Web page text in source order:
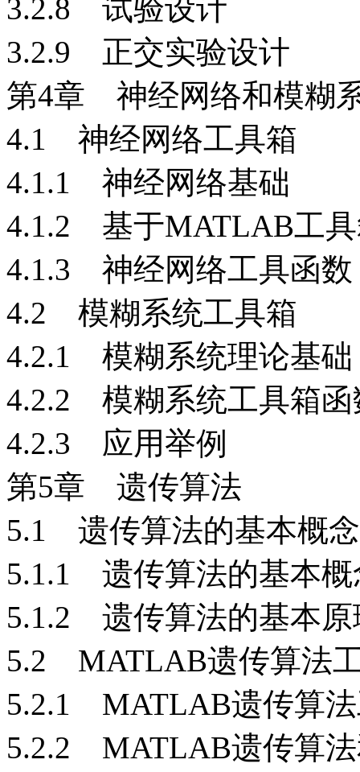
3.2.8 试验设计
3.2.9 正交实验设计
第4章 神经网络和模糊
4.1 神经网络工具箱
4.1.1 神经网络基础
4.1.2 基于MATLAB工
4.1.3 神经网络工具函数
4.2 模糊系统工具箱
4.2.1 模糊系统理论基础
4.2.2 模糊系统工具箱函
4.2.3 应用举例
第5章 遗传算法
5.1 遗传算法的基本概
5.1.1 遗传算法的基本概
5.1.2 遗传算法的基本原
5.2 MATLAB遗传算法
5.2.1 MATLAB遗传算
5.2.2 MATLAB遗传算